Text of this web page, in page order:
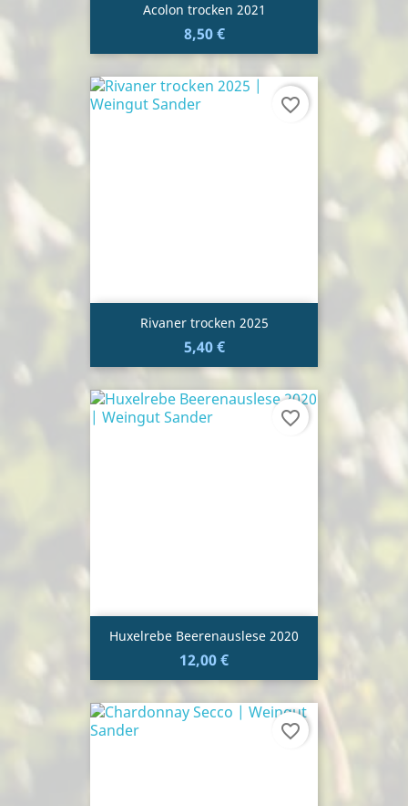
Acolon trocken 2021
8,50 €
Rivaner trocken 2025
5,40 €
favorite_border
Huxelrebe Beerenauslese 2020
12,00 €
favorite_border
favorite_border